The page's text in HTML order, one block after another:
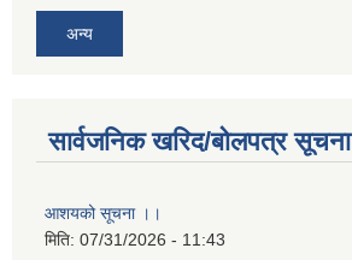
अन्य
सार्वजनिक खरिद/बोलपत्र सूचना
आशयको सूचना ।।
मिति: 07/31/2026 - 11:43